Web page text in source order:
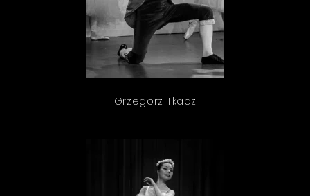
Grzegorz Tkacz